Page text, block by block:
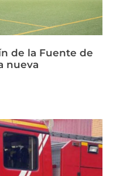
de la Fuente de
nueva